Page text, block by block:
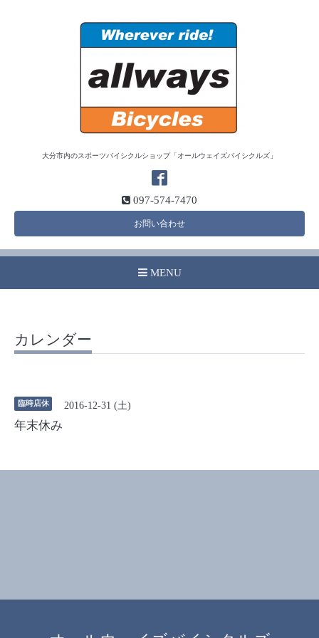
大分市内のスポーツバイシクルショップ「オールウェイズバイシクルズ」
097-574-7470
お問い合わせ
MENU
カレンダー
臨時店休 2016-12-31 (土)
年末休み